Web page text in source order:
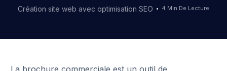
Création site web avec optimisation SEO 4 Min De Lecture
La brochure commerciale est un outil de